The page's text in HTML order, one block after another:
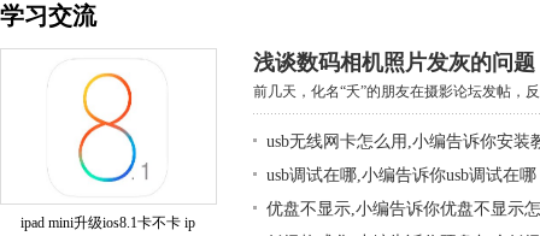
学习交流
ipad mini升级ios8.1卡不卡 ip
浅谈数码相机照片发灰的问题
前几天，化名“夭”的朋友在摄影论坛发帖，
usb无线网卡怎么用,小编告诉你安装
usb调试在哪,小编告诉你usb调试在哪
优盘不显示,小编告诉你优盘不显示